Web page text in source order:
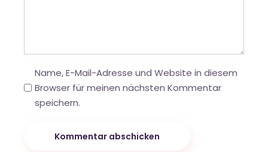
Name, E-Mail-Adresse und Website in diesem
Browser für meinen nächsten Kommentar
speichern.
Kommentar abschicken